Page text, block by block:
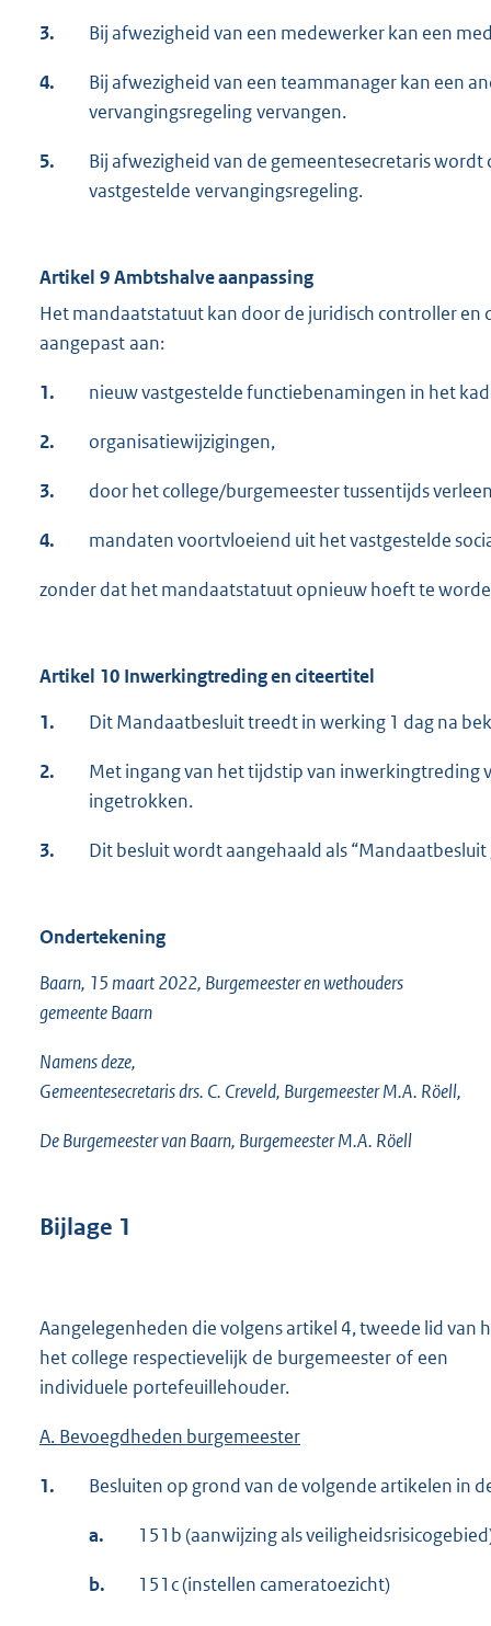
3. Bij afwezigheid van een medewerker kan een
4.
Bij afwezigheid van een teammanager kan een
vervangingsregeling vervangen.
5.
Bij afwezigheid van de gemeentesecretaris
vastgestelde vervangingsregeling.
Artikel 9 Ambtshalve aanpassing
Het mandaatstatuut kan door de juridisch controller en
aangepast aan:
1. nieuw vastgestelde functiebenamingen in het
2. organisatiewijzigingen,
3. door het college/burgemeester tussentijds
4. mandaten voortvloeiend uit het vastgestelde
zonder dat het mandaatstatuut opnieuw hoeft te
Artikel 10 Inwerkingtreding en citeertitel
1.
Dit Mandaatbesluit treedt in werking 1 dag na
2.
Met ingang van het tijdstip van
ingetrokken.
3. Dit besluit wordt aangehaald als
Ondertekening
Baarn, 15 maart 2022, Burgemeester en wethouders
gemeente Baarn
Namens deze,
Gemeentesecretaris drs. C. Creveld, Burgemeester M.A. Röell,
De Burgemeester van Baarn, Burgemeester M.A. Röell
Bijlage 1
Aangelegenheden die volgens artikel 4, tweede lid
het college respectievelijk de burgemeester of een
individuele portefeuillehouder.
A. Bevoegdheden burgemeester
1. Besluiten op grond van de volgende artikelen in
a. 151b (aanwijzing als
b. 151c (instellen cameratoezicht)